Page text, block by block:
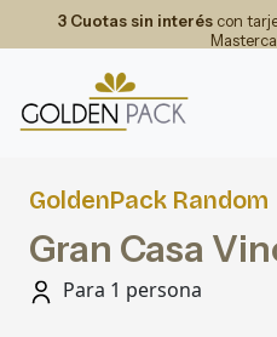
3 Cuotas sin interéscon
GoldenPack Random
Gran Casa
Para 1 persona